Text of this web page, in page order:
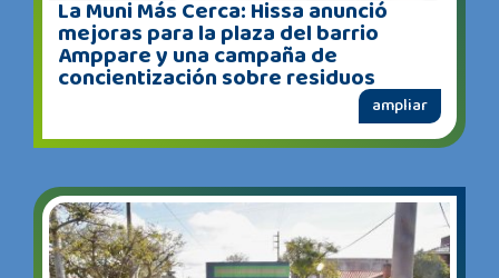
La Muni Más Cerca: Hissa anunció
mejoras para la plaza del barrio
Amppare y una campaña de
concientización sobre residuos
ampliar